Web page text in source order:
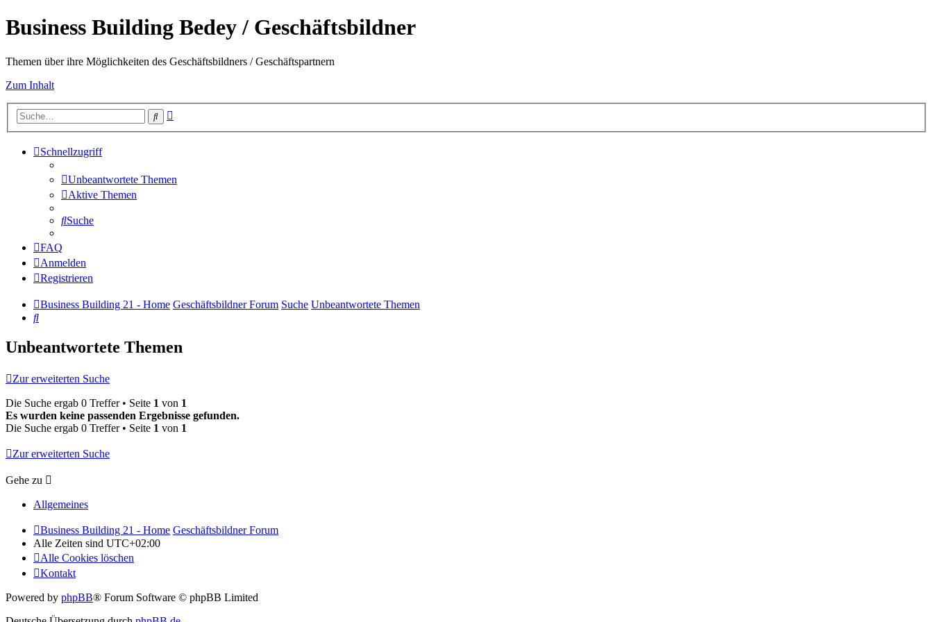
Business Building Bedey / Geschäftsbildner
Themen über ihre Möglichkeiten des Geschäftsbildners / Geschäftspartnern
Zum Inhalt
Suche
Schnellzugriff
Unbeantwortete Themen
Aktive Themen
Suche
FAQ
Anmelden
Registrieren
Business Building 21 - Home Geschäftsbildner Forum Suche Unbeantwortete Themen
Suche
Unbeantwortete Themen
Zur erweiterten Suche
Die Suche ergab 0 Treffer • Seite 1 von 1
Es wurden keine passenden Ergebnisse gefunden.
Die Suche ergab 0 Treffer • Seite 1 von 1
Zur erweiterten Suche
Gehe zu
Allgemeines
Business Building 21 - Home Geschäftsbildner Forum
Alle Zeiten sind UTC+02:00
Alle Cookies löschen
Kontakt
Powered by phpBB® Forum Software © phpBB Limited